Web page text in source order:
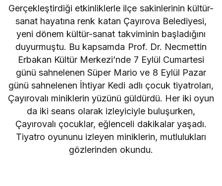
Gerçekleştirdiği etkinliklerle ilçe sakinlerinin kültür-
sanat hayatına renk katan Çayırova Belediyesi,
yeni dönem kültür-sanat takviminin başladığını
duyurmuştu. Bu kapsamda Prof. Dr. Necmettin
Erbakan Kültür Merkezi’nde 7 Eylül Cumartesi
günü sahnelenen Süper Mario ve 8 Eylül Pazar
günü sahnelenen İhtiyar Kedi adlı çocuk tiyatroları,
Çayırovalı miniklerin yüzünü güldürdü. Her iki oyun
da iki seans olarak izleyiciyle buluşurken,
Çayırovalı çocuklar, eğlenceli dakikalar yaşadı.
Tiyatro oyununu izleyen miniklerin, mutlulukları
gözlerinden okundu.